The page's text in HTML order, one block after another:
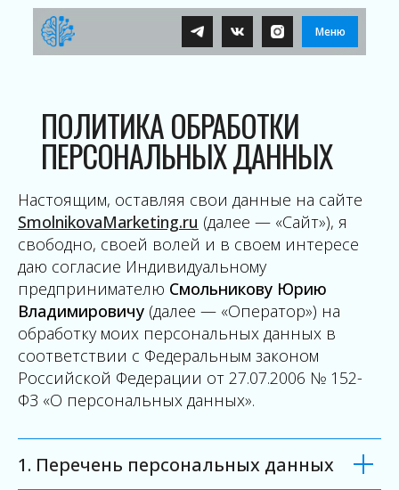
Меню
ПОЛИТИКА ОБРАБОТКИ
ПЕРСОНАЛЬНЫХ ДАННЫХ
Настоящим, оставляя свои данные на сайте
SmolnikovaMarketing.ru (далее — «Сайт»), я
свободно, своей волей и в своем интересе
даю согласие Индивидуальному
предпринимателю Смольникову Юрию
Владимировичу (далее — «Оператор») на
обработку моих персональных данных в
соответствии с Федеральным законом
Российской Федерации от 27.07.2006 № 152-
ФЗ «О персональных данных».
1. Перечень персональных данных